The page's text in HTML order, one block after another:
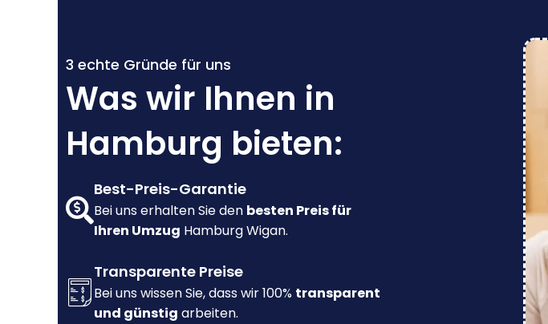
3 echte Gründe für uns
Was wir Ihnen in
Hamburg bieten:
Best-Preis-Garantie
Bei uns erhalten Sie den besten Preis für
Ihren Umzug Hamburg Wigan.
Transparente Preise
Bei uns wissen Sie, dass wir 100% transparent
und günstig arbeiten.